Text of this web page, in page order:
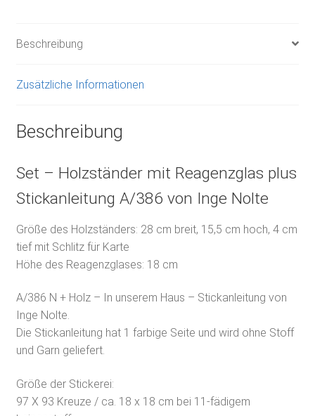
Beschreibung
Zusätzliche Informationen
Beschreibung
Set – Holzständer mit Reagenzglas plus
Stickanleitung A/386 von Inge Nolte
Größe des Holzständers: 28 cm breit, 15,5 cm hoch, 4 cm
tief mit Schlitz für Karte
Höhe des Reagenzglases: 18 cm
A/386 N + Holz – In unserem Haus – Stickanleitung von
Inge Nolte.
Die Stickanleitung hat 1 farbige Seite und wird ohne Stoff
und Garn geliefert.
Größe der Stickerei:
97 X 93 Kreuze / ca. 18 x 18 cm bei 11-fädigem